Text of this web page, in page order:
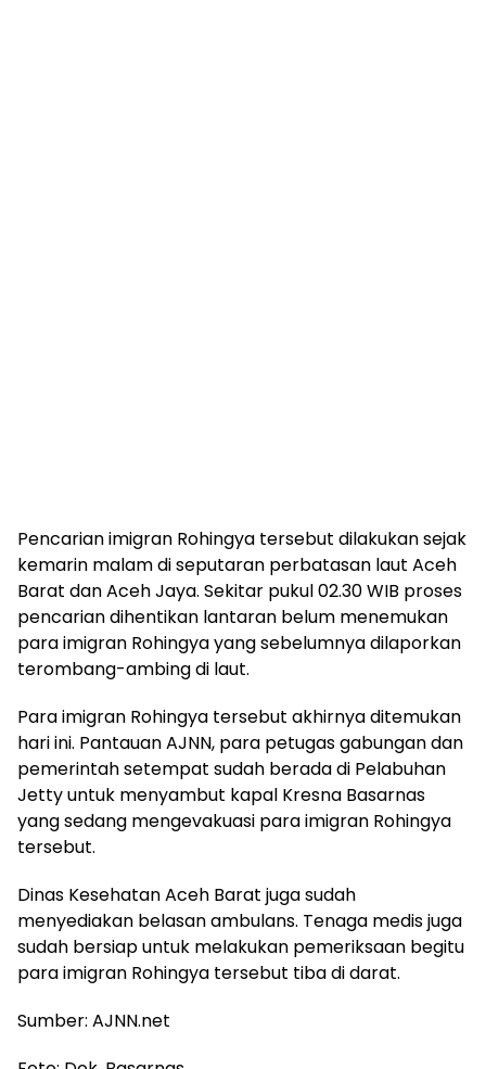
Pencarian imigran Rohingya tersebut dilakukan sejak
kemarin malam di seputaran perbatasan laut Aceh
Barat dan Aceh Jaya. Sekitar pukul 02.30 WIB proses
pencarian dihentikan lantaran belum menemukan
para imigran Rohingya yang sebelumnya dilaporkan
terombang-ambing di laut.
Para imigran Rohingya tersebut akhirnya ditemukan
hari ini. Pantauan AJNN, para petugas gabungan dan
pemerintah setempat sudah berada di Pelabuhan
Jetty untuk menyambut kapal Kresna Basarnas
yang sedang mengevakuasi para imigran Rohingya
tersebut.
Dinas Kesehatan Aceh Barat juga sudah
menyediakan belasan ambulans. Tenaga medis juga
sudah bersiap untuk melakukan pemeriksaan begitu
para imigran Rohingya tersebut tiba di darat.
Sumber: AJNN.net